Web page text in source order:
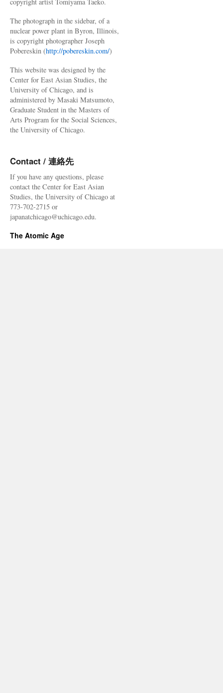
The photograph in the sidebar, of a
nuclear power plant in Byron, Illinois,
is copyright photographer Joseph
Pobereskin (http://pobereskin.com/)
This website was designed by the
Center for East Asian Studies, the
University of Chicago, and is
administered by Masaki Matsumoto,
Graduate Student in the Masters of
Arts Program for the Social Sciences,
the University of Chicago.
Contact / 連絡先
If you have any questions, please
contact the Center for East Asian
Studies, the University of Chicago at
773-702-2715 or
japanatchicago@uchicago.edu.
The Atomic Age